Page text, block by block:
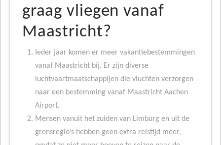
graag vliegen vanaf
Maastricht?
Ieder jaar komen er meer vakantiebestemmingen
vanaf Maastricht bij. Er zijn diverse
luchtvaartmaatschappijen die vluchten verzorgen
naar een bestemming vanaf Maastricht Aachen
Airport.
Mensen vanuit het zuiden van Limburg en uit de
grensregio’s hebben geen extra reistijd meer,